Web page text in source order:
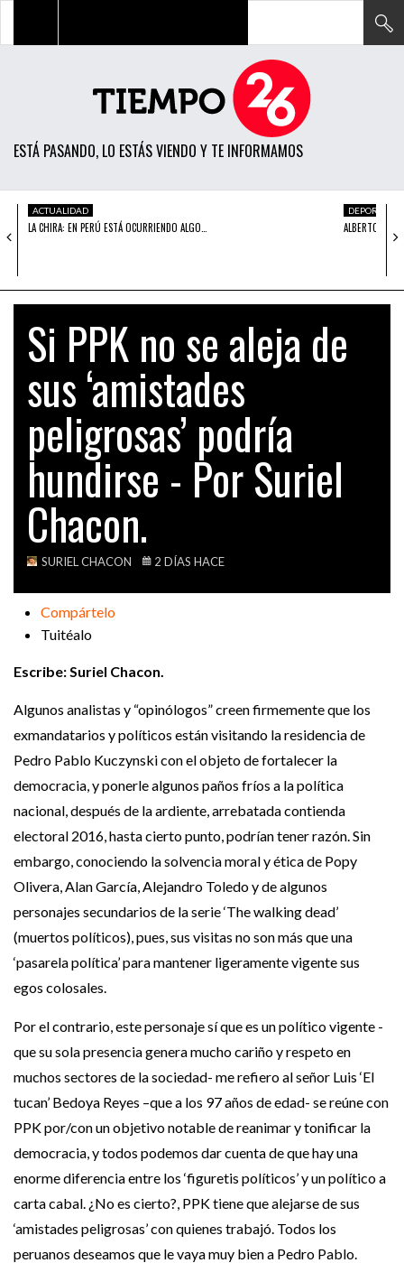
ESTÁ PASANDO, LO ESTÁS VIENDO Y TE INFORMAMOS
POLÍTICA
ECONOMÍA
SOCIEDAD
OPINIÓN
ENTRETENIMIENTO
TECH
VIDEOS
ACTUALIDAD
LA CHIRA: EN PERÚ ESTÁ OCURRIENDO ALGO…
DEPORTES
ALBERTO
Si PPK no se aleja de
sus ‘amistades
peligrosas’ podría
hundirse - Por Suriel
Chacon.
SURIEL CHACON 2 DÍAS HACE
Compártelo
Tuitéalo
Escribe: Suriel Chacon.
Algunos analistas y “opinólogos” creen firmemente que los
exmandatarios y políticos están visitando la residencia de
Pedro Pablo Kuczynski con el objeto de fortalecer la
democracia, y ponerle algunos paños fríos a la política
nacional, después de la ardiente, arrebatada contienda
electoral 2016, hasta cierto punto, podrían tener razón. Sin
embargo, conociendo la solvencia moral y ética de Popy
Olivera, Alan García, Alejandro Toledo y de algunos
personajes secundarios de la serie ‘The walking dead’
(muertos políticos), pues, sus visitas no son más que una
‘pasarela política’ para mantener ligeramente vigente sus
egos colosales.
Por el contrario, este personaje sí que es un político vigente -
que su sola presencia genera mucho cariño y respeto en
muchos sectores de la sociedad- me refiero al señor Luis ‘El
tucan’ Bedoya Reyes –que a los 97 años de edad- se reúne con
PPK por/con un objetivo notable de reanimar y tonificar la
democracia, y todos podemos dar cuenta de que hay una
enorme diferencia entre los ‘figuretis políticos’ y un político a
carta cabal. ¿No es cierto?, PPK tiene que alejarse de sus
‘amistades peligrosas’ con quienes trabajó. Todos los
peruanos deseamos que le vaya muy bien a Pedro Pablo.